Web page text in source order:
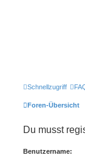
Schnellzugriff
Foren-Übersicht
Du musst
Benutzername: